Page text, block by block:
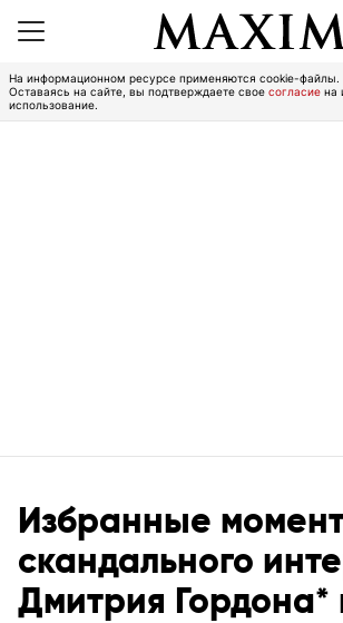
На информационном ресурсе применяются cookie-файлы.
Оставаясь на сайте, вы подтверждаете свое согласие на
использование.
Избранные
скандального
Дмитрия Гордона*